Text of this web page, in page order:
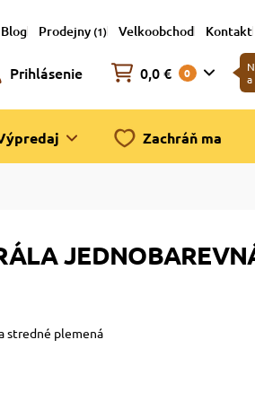
Blog Prodejny (1) Velkoobchod Kontakt
Prihlásenie 0,0 € 0
a
Zachráň ma
stredné plemená